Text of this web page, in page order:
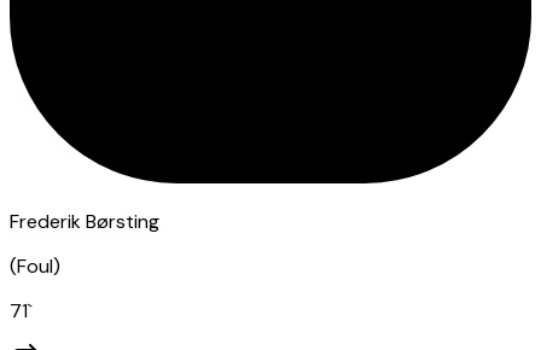
Frederik Børsting
(Foul)
71`